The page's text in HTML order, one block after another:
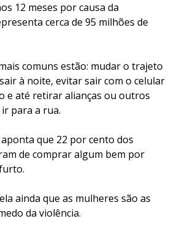
12 meses por causa da
cerca de 95 milhões de
comuns estão: mudar o trajeto
à noite, evitar sair com o celular
e até retirar alianças ou outros
para a rua.
que 22 por cento dos
de comprar algum bem por
ainda que as mulheres são as
da violência.